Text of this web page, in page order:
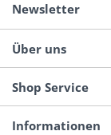
Newsletter
Über uns
Shop Service
Informationen